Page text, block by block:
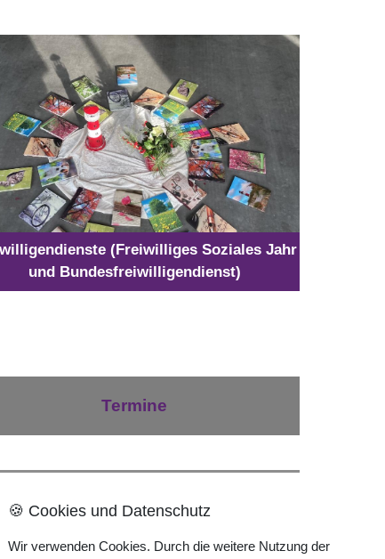
(Freiwilliges Soziales Jahr
und Bundesfreiwilligendienst)
Termine
Impressum
🍪 Cookies und Datenschutz
Wir verwenden Cookies. Durch die weitere Nutzung der